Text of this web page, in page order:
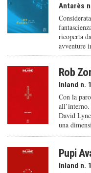
Antarès
ricoperta
avventure
Rob
Inland n.
Con la
David
una
Pupi
Inland n.